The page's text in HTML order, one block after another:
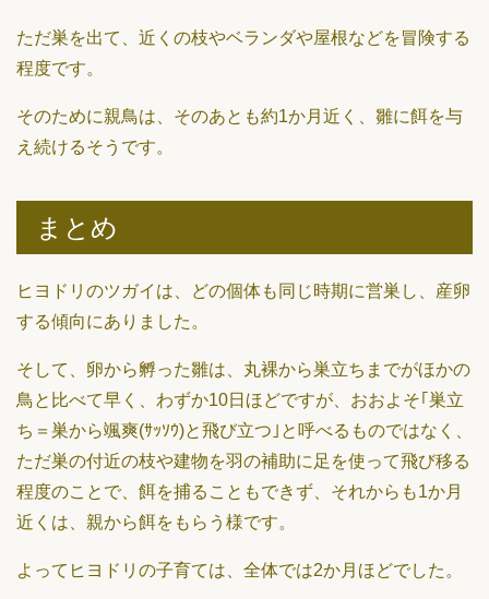
ただ巣を出て、近くの枝やベランダや屋根などを冒険する
程度です。
そのために親鳥は、そのあとも約1か月近く、雛に餌を与
え続けるそうです。
まとめ
ヒヨドリのツガイは、どの個体も同じ時期に営巣し、産卵
する傾向にありました。
そして、卵から孵った雛は、丸裸から巣立ちまでがほかの
鳥と比べて早く、わずか10日ほどですが、おおよそ｢巣立
ち＝巣から颯爽(ｻｯｿｳ)と飛び立つ｣と呼べるものではなく、
ただ巣の付近の枝や建物を羽の補助に足を使って飛び移る
程度のことで、餌を捕ることもできず、それからも1か月
近くは、親から餌をもらう様です。
よってヒヨドリの子育ては、全体では2か月ほどでした。